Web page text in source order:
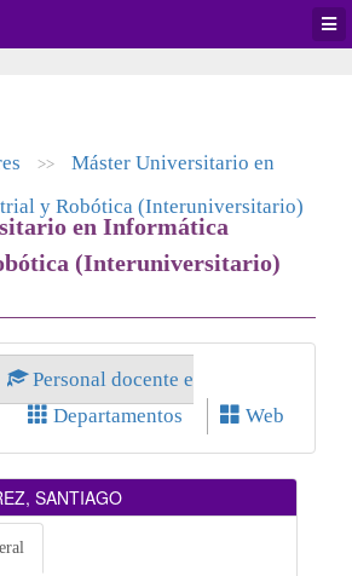
>>
Máster Universitario en
y Robótica (Interuniversitario)
en Informática
(Interuniversitario)
Personal docente e
Departamentos Web
SANTIAGO